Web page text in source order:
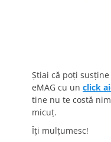
Știai că poți
eMAG cu un click
tine nu te costă
micuț.
Îți mulțumesc!